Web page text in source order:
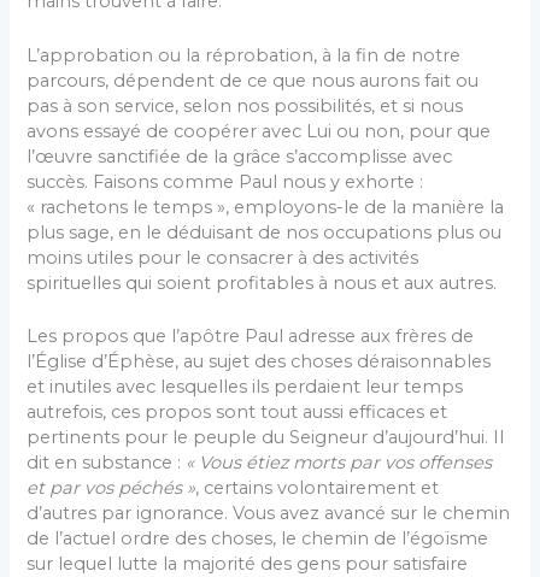
L’approbation ou la réprobation, à la fin de notre
parcours, dépendent de ce que nous aurons fait ou
pas à son service, selon nos possibilités, et si nous
avons essayé de coopérer avec Lui ou non, pour que
l’œuvre sanctifiée de la grâce s’accomplisse avec
succès. Faisons comme Paul nous y exhorte :
« rachetons le temps », employons-le de la manière la
plus sage, en le déduisant de nos occupations plus ou
moins utiles pour le consacrer à des activités
spirituelles qui soient profitables à nous et aux autres.
Les propos que l’apôtre Paul adresse aux frères de
l’Église d’Éphèse, au sujet des choses déraisonnables
et inutiles avec lesquelles ils perdaient leur temps
autrefois, ces propos sont tout aussi efficaces et
pertinents pour le peuple du Seigneur d’aujourd’hui. Il
dit en substance : « Vous étiez morts par vos offenses
et par vos péchés », certains volontairement et
d’autres par ignorance. Vous avez avancé sur le chemin
de l’actuel ordre des choses, le chemin de l’égoïsme
sur lequel lutte la majorité des gens pour satisfaire